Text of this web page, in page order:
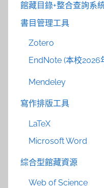
館藏目錄+整合查詢系
書目管理工具
Zotero
EndNote (本校2026
Mendeley
寫作排版工具
LaTeX
Microsoft Word
綜合型館藏資源
Web of Science